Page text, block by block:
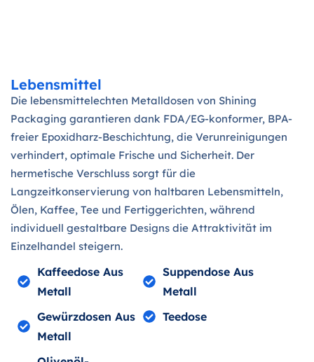
Lebensmittel
Die lebensmittelechten Metalldosen von Shining
Packaging garantieren dank FDA/EG-konformer, BPA-
freier Epoxidharz-Beschichtung, die Verunreinigungen
verhindert, optimale Frische und Sicherheit. Der
hermetische Verschluss sorgt für die
Langzeitkonservierung von haltbaren Lebensmitteln,
Ölen, Kaffee, Tee und Fertiggerichten, während
individuell gestaltbare Designs die Attraktivität im
Einzelhandel steigern.
Kaffeedose Aus
Metall
Gewürzdosen Aus
Metall
Suppendose Aus
Metall
Teedose